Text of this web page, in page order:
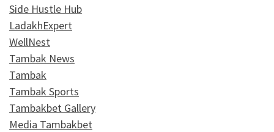
Side Hustle Hub
LadakhExpert
WellNest
Tambak News
Tambak
Tambak Sports
Tambakbet Gallery
Media Tambakbet